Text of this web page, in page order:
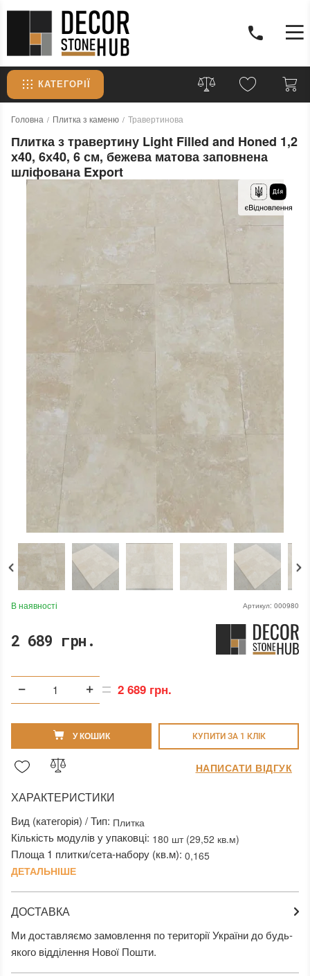
КАТЕГОРІЇ
Головна Плитка з каменю Травертинова
Плитка з травертину Light Filled and Honed 1,2
х40, 6х40, 6 см, бежева матова заповнена
шліфована Export
Артикул: 000980
В наявності
2 689 грн.
2 689 грн.
У КОШИК КУПИТИ ЗА 1 КЛIК
ХАРАКТЕРИСТИКИ
Вид (категорія) / Тип: Плитка
Кількість модулів у упаковці: 180 шт (29,52 кв.м)
Площа 1 плитки/сета-набору (кв.м): 0,165
ДЕТАЛЬНІШЕ
ДОСТАВКА
Ми доставляємо замовлення по території України до будь-
якого відділення Нової Пошти.
НАПИСАТИ ВІДГУК